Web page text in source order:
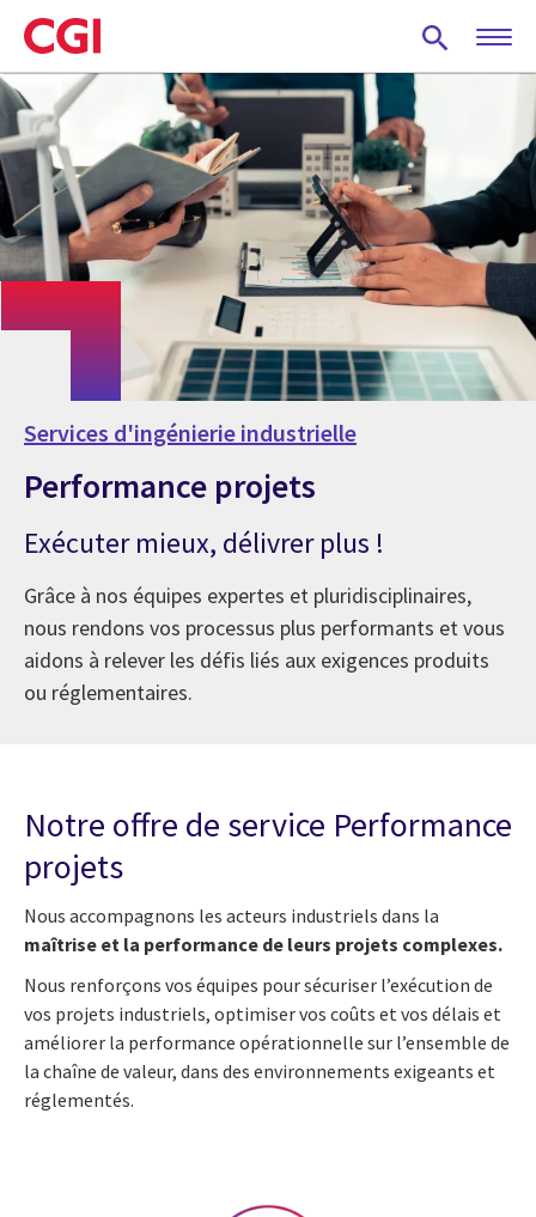
Skip
to
main
content
Services d'ingénierie industrielle
Performance projets
Exécuter mieux, délivrer plus !
Grâce à nos équipes expertes et pluridisciplinaires,
nous rendons vos processus plus performants et vous
aidons à relever les défis liés aux exigences produits
ou réglementaires.
Notre offre de service Performance
projets
Nous accompagnons les acteurs industriels dans la
maîtrise et la performance de leurs projets complexes.
Nous renforçons vos équipes pour sécuriser l’exécution de
vos projets industriels, optimiser vos coûts et vos délais et
améliorer la performance opérationnelle sur l’ensemble de
la chaîne de valeur, dans des environnements exigeants et
réglementés.